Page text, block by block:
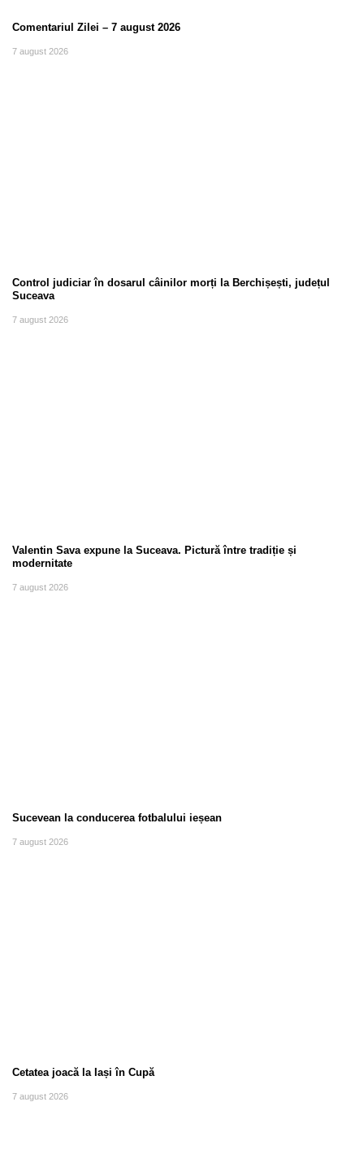
Comentariul Zilei – 7 august 2026
7 august 2026
Control judiciar în dosarul câinilor morți la Berchișești, județul
Suceava
7 august 2026
Valentin Sava expune la Suceava. Pictură între tradiție și
modernitate
7 august 2026
Sucevean la conducerea fotbalului ieșean
7 august 2026
Cetatea joacă la Iași în Cupă
7 august 2026